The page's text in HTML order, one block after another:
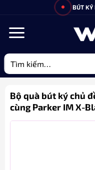
nội
BÚT KÝ
Tìm
kiếm:
Bộ quà bút ký chủ
cùng Parker IM X-